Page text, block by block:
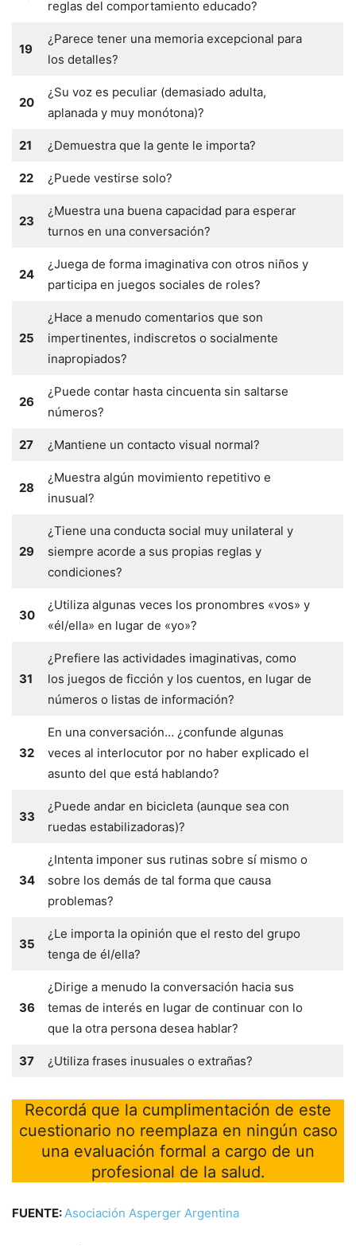
reglas del comportamiento educado?
19
¿Parece tener una memoria excepcional para
los detalles?
20
¿Su voz es peculiar (demasiado adulta,
aplanada y muy monótona)?
21 ¿Demuestra que la gente le importa?
22 ¿Puede vestirse solo?
23
¿Muestra una buena capacidad para esperar
turnos en una conversación?
24
¿Juega de forma imaginativa con otros niños y
participa en juegos sociales de roles?
25
¿Hace a menudo comentarios que son
impertinentes, indiscretos o socialmente
inapropiados?
26
¿Puede contar hasta cincuenta sin saltarse
números?
27 ¿Mantiene un contacto visual normal?
28
¿Muestra algún movimiento repetitivo e
inusual?
29
¿Tiene una conducta social muy unilateral y
siempre acorde a sus propias reglas y
condiciones?
30
¿Utiliza algunas veces los pronombres «vos» y
«él/ella» en lugar de «yo»?
31
¿Prefiere las actividades imaginativas, como
los juegos de ficción y los cuentos, en lugar de
números o listas de información?
32
En una conversación… ¿confunde algunas
veces al interlocutor por no haber explicado el
asunto del que está hablando?
33
¿Puede andar en bicicleta (aunque sea con
ruedas estabilizadoras)?
34
¿Intenta imponer sus rutinas sobre sí mismo o
sobre los demás de tal forma que causa
problemas?
35
¿Le importa la opinión que el resto del grupo
tenga de él/ella?
36
¿Dirige a menudo la conversación hacia sus
temas de interés en lugar de continuar con lo
que la otra persona desea hablar?
37 ¿Utiliza frases inusuales o extrañas?
Recordá que la cumplimentación de este
cuestionario no reemplaza en ningún caso
una evaluación formal a cargo de un
profesional de la salud.
FUENTE:Asociación Asperger Argentina